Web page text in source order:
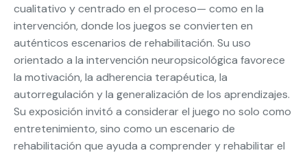
cualitativo y centrado en el proceso— como en la
intervención, donde los juegos se convierten en
auténticos escenarios de rehabilitación. Su uso
orientado a la intervención neuropsicológica favorece
la motivación, la adherencia terapéutica, la
autorregulación y la generalización de los aprendizajes.
Su exposición invitó a considerar el juego no solo como
entretenimiento, sino como un escenario de
rehabilitación que ayuda a comprender y rehabilitar el